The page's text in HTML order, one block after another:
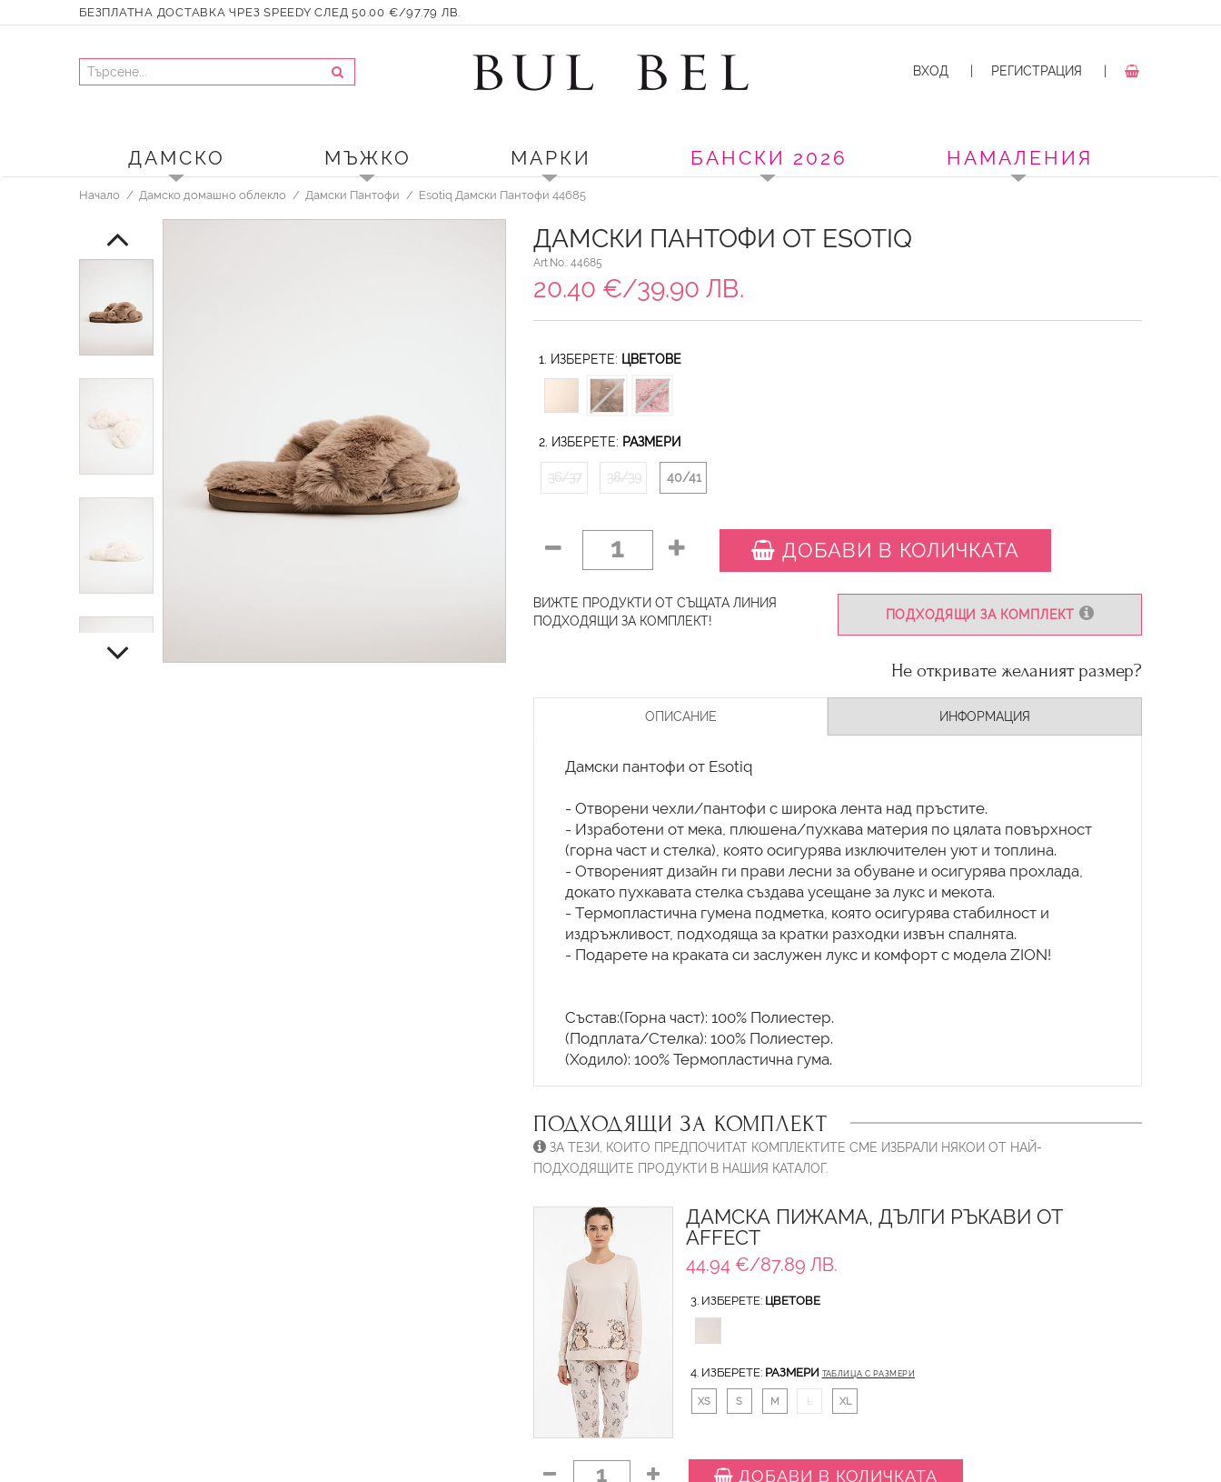
БЕЗПЛАТНА ДОСТАВКА ЧРЕЗ SPEEDY СЛЕД 50.00 €/97.79 ЛВ.
ВХОД РЕГИСТРАЦИЯ
ДАМСКО МЪЖКО МАРКИ БАНСКИ 2026 НАМАЛЕНИЯ
Начало Дамско домашно облекло Дамски Пантофи Esotiq Дамски Пантофи 44685
ДАМСКИ ПАНТОФИ ОТ ESOTIQ
Art.No.: 44685
20.40 €/39.90 ЛВ.
1. ИЗБЕРЕТЕ: ЦВЕТОВЕ
2. ИЗБЕРЕТЕ: РАЗМЕРИ
36/37 38/39 40/41
1 ДОБАВИ В КОЛИЧКАТА
ПОДХОДЯЩИ ЗА КОМПЛЕКТ
ВИЖТЕ ПРОДУКТИ ОТ СЪЩАТА ЛИНИЯ
ПОДХОДЯЩИ ЗА КОМПЛЕКТ!
Не откривате желаният размер?
ОПИСАНИЕ ИНФОРМАЦИЯ
Дамски пантофи от Esotiq
- Отворени чехли/пантофи с широка лента над пръстите.
- Изработени от мека, плюшена/пухкава материя по цялата повърхност
(горна част и стелка), която осигурява изключителен уют и топлина.
- Отвореният дизайн ги прави лесни за обуване и осигурява прохлада,
докато пухкавата стелка създава усещане за лукс и мекота.
- Tермопластична гумена подметка, която осигурява стабилност и
издръжливост, подходяща за кратки разходки извън спалнята.
- Подарете на краката си заслужен лукс и комфорт с модела ZION!
Състав:(Горна част): 100% Полиестер.
(Подплата/Стелка): 100% Полиестер.
(Ходило): 100% Термопластична гума.
ПОДХОДЯЩИ ЗА КОМПЛЕКТ
ЗА ТЕЗИ, КОИТО ПРЕДПОЧИТАТ КОМПЛЕКТИТЕ СМЕ ИЗБРАЛИ НЯКОИ ОТ НАЙ-
ПОДХОДЯЩИТЕ ПРОДУКТИ В НАШИЯ КАТАЛОГ.
ДАМСКА ПИЖАМА, ДЪЛГИ РЪКАВИ ОТ
AFFECT
44.94 €/87.89 ЛВ.
3. ИЗБЕРЕТЕ: ЦВЕТОВЕ
4. ИЗБЕРЕТЕ: РАЗМЕРИ ТАБЛИЦА С РАЗМЕРИ
XS S M L XL
1 ДОБАВИ В КОЛИЧКАТА